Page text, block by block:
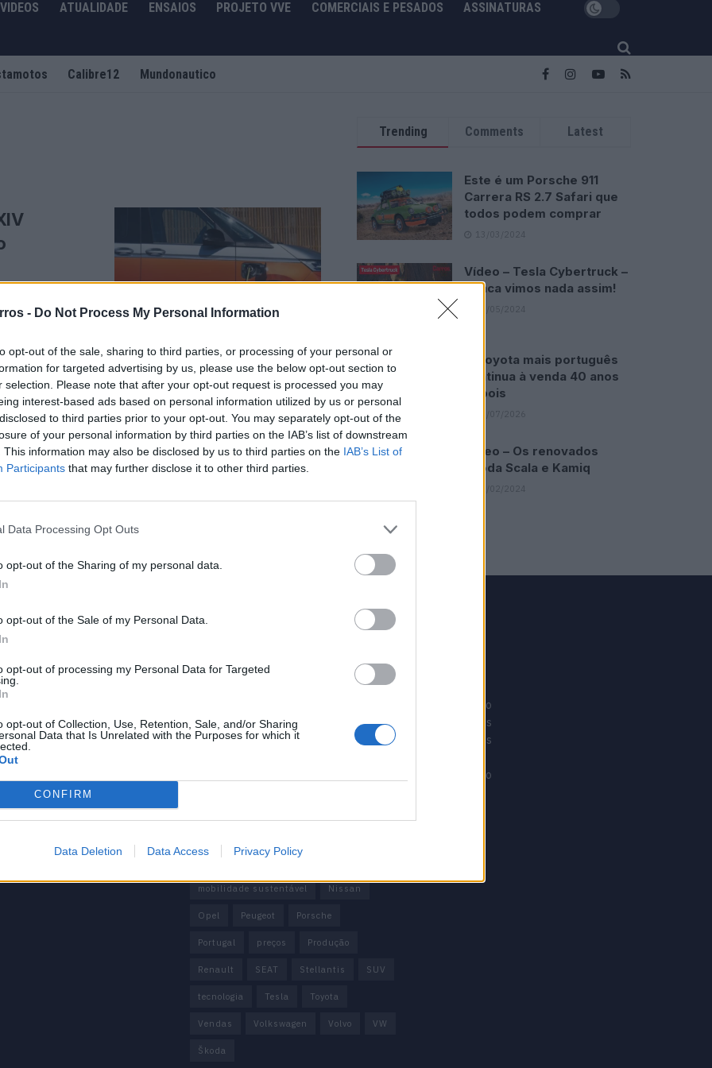
- Do Not Process My Personal Information
opt-out of the sale, sharing to third parties, or processing of your personal or
for targeted advertising by us, please use the below opt-out section to
selection. Please note that after your opt-out request is processed you may
interest-based ads based on personal information utilized by us or personal
to third parties prior to your opt-out. You may separately opt-out of the
of your personal information by third parties on the IAB’s list of downstream
This information may also be disclosed by us to third parties on the IAB’s List of
Participants that may further disclose it to other third parties.
Data Processing Opt Outs
opt-out of the Sharing of my personal data.
opt-out of the Sale of my Personal Data.
opt-out of processing my Personal Data for Targeted
opt-out of Collection, Use, Retention, Sale, and/or Sharing
Data that Is Unrelated with the Purposes for which it
CONFIRM
Data Deletion Data Access Privacy Policy
VIDEOS ATUALIDADE ENSAIOS PROJETO VVE COMERCIAIS E PESADOS ASSINATURAS
Calibre12 Mundonautico
por Francisco
Trending Comments Latest
Este é um Porsche 911
Carrera RS 2.7 Safari que
todos podem comprar
13/03/2024
Vídeo – Tesla Cybertruck –
Nunca vimos nada assim!
13/05/2024
O Toyota mais português
continua à venda 40 anos
depois
31/07/2026
Vídeo – Os renovados
Skoda Scala e Kamiq
12/02/2024
importante
Editorial
Privacidade
condições
100% elétrico Baterias
China Citröen
Europa Ferrari FIAT Ford
Mercedes-Benz Mobilidade elétrica
mobilidade sustentável Nissan
Opel Peugeot Porsche
Portugal preços Produção
Renault SEAT Stellantis SUV
tecnologia Tesla Toyota
Vendas Volkswagen Volvo VW
Škoda
Offroad moto
Revistacarros
Revistamotos
Mundonautico